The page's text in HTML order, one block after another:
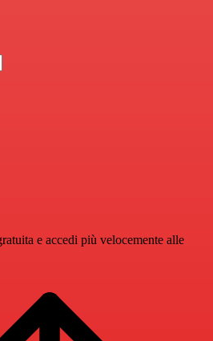
e accedi più velocemente alle